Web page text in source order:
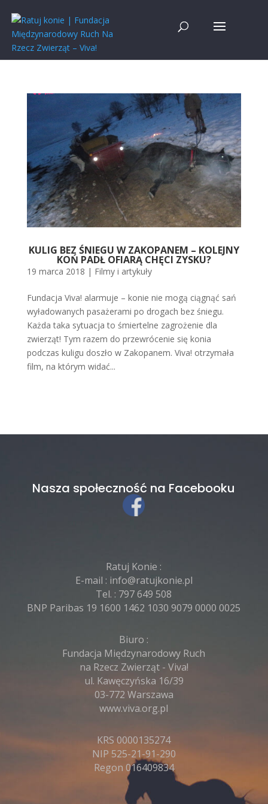
KULIG BEZ ŚNIEGU W ZAKOPANEM – KOLEJNY
KOŃ PADŁ OFIARĄ CHĘCI ZYSKU?
19 marca 2018 | Filmy i artykuły
Fundacja Viva! alarmuje – konie nie mogą ciągnąć sań
wyładowanych pasażerami po drogach bez śniegu.
Każda taka sytuacja to śmiertelne zagrożenie dla
zwierząt! Tym razem do przewrócenie się konia
podczas kuligu doszło w Zakopanem. Viva! otrzymała
film, na którym widać...
Nasza społeczność na Facebooku
Ratuj Konie :
E-mail : info@ratujkonie.pl
Tel. : 797 649 508
BNP Paribas 19 1600 1462 1030 9079 0000 0025
Biuro :
Fundacja Międzynarodowy Ruch
na Rzecz Zwierząt - Viva!
ul. Kawęczyńska 16/39
03-772 Warszawa
www.viva.org.pl
KRS 0000135274
NIP 525-21-91-290
Regon 016409834